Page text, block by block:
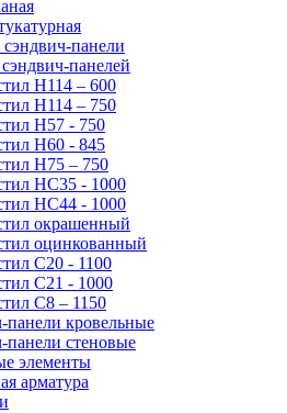
панели
панелей
Н114 – 600
Н114 – 750
Н57 - 750
Н60 - 845
Н75 – 750
НС35 - 1000
НС44 - 1000
окрашенный
оцинкованный
С20 - 1100
С21 - 1000
С8 – 1150
панели кровельные
панели стеновые
элементы
арматура